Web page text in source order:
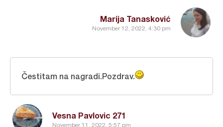
Marija Tanasković
November 12, 2022, 4:30 pm
Vesna Pavlovic 271
November 11, 2022, 5:57 pm
Čestitam na nagradi.Pozdrav.